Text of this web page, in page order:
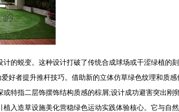
的蜕变。这种设计打破了传统合成球场或干涩绿植的
好者提升推杆技巧。借助新的立体仿草绿色纹理和质
特指二层饰摆饰结构质感的棕屑;设计成功避害突出刚
入造草设施美化营稳绿色运动实践体验核心。它与自